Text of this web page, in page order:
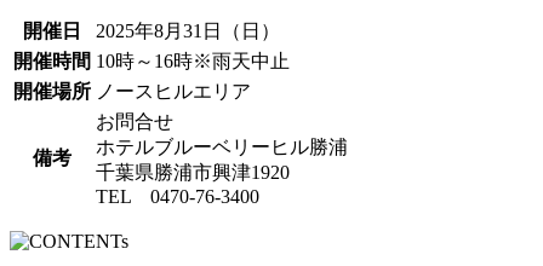
開催日
2025年8月31日（日）
開催時間 10時～16時※雨天中止
開催場所 ノースヒルエリア
備考
お問合せ
ホテルブルーベリーヒル勝浦
千葉県勝浦市興津1920
TEL 0470-76-3400